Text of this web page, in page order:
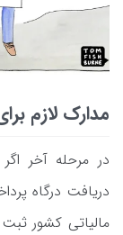
مدارک لازم
در مرحله آخر
دریافت درگاه
مالیاتی کشور